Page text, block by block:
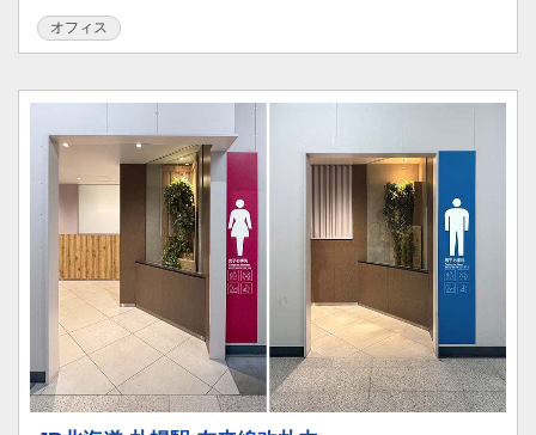
オフィス